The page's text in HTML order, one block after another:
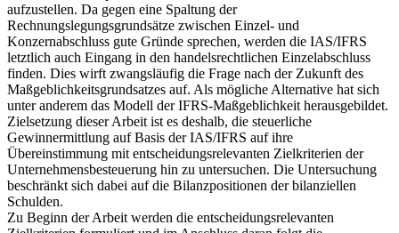
aufzustellen. Da gegen eine Spaltung der
Rechnungslegungsgrundsätze zwischen Einzel- und
Konzernabschluss gute Gründe sprechen, werden die IAS/IFRS
letztlich auch Eingang in den handelsrechtlichen Einzelabschluss
finden. Dies wirft zwangsläufig die Frage nach der Zukunft des
Maßgeblichkeitsgrundsatzes auf. Als mögliche Alternative hat sich
unter anderem das Modell der IFRS-Maßgeblichkeit herausgebildet.
Zielsetzung dieser Arbeit ist es deshalb, die steuerliche
Gewinnermittlung auf Basis der IAS/IFRS auf ihre
Übereinstimmung mit entscheidungsrelevanten Zielkriterien der
Unternehmensbesteuerung hin zu untersuchen. Die Untersuchung
beschränkt sich dabei auf die Bilanzpositionen der bilanziellen
Schulden.
Zu Beginn der Arbeit werden die entscheidungsrelevanten